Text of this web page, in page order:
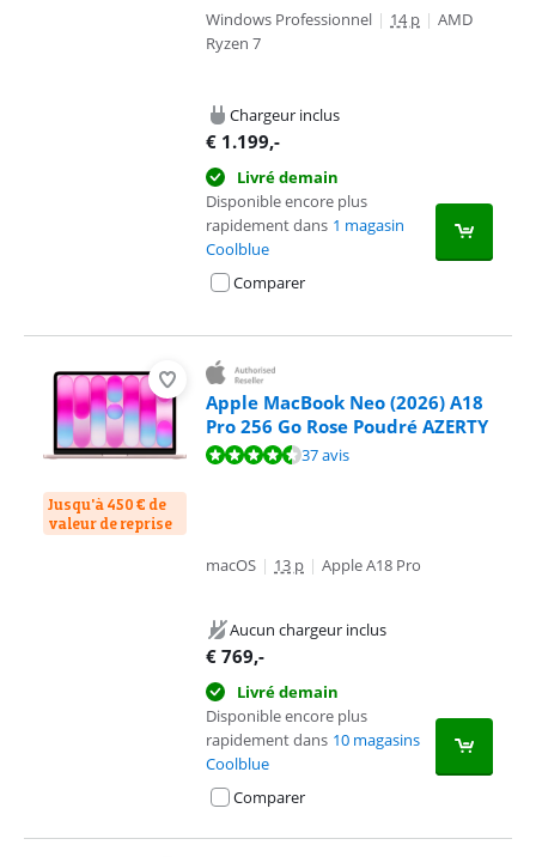
Windows Professionnel | 14 p | AMD
Ryzen 7
Chargeur inclus
€ 1.199,-
Livré demain
Disponible encore plus
rapidement dans 1 magasin
Coolblue
Comparer
Jusqu'à 450 € de
valeur de reprise
Apple MacBook Neo (2026) A18
Pro 256 Go Rose Poudré AZERTY
La note est de 9,4 sur 10, basée sur 37 avis.37 avis
macOS | 13 p | Apple A18 Pro
Aucun chargeur inclus
€ 769,-
Livré demain
Disponible encore plus
rapidement dans 10 magasins
Coolblue
Comparer